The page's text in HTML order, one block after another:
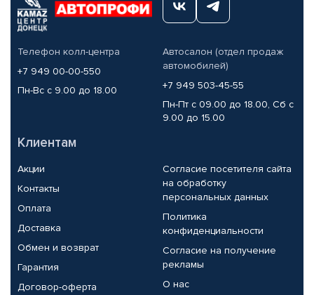
Телефон колл-центра
+7 949 00-00-550
Пн-Вс с 9.00 до 18.00
Автосалон (отдел продаж
автомобилей)
+7 949 503-45-55
Пн-Пт с 09.00 до 18.00, Сб с
9.00 до 15.00
Клиентам
Акции
Контакты
Оплата
Доставка
Обмен и возврат
Гарантия
Договор-оферта
Согласие посетителя сайта
на обработку
персональных данных
Политика
конфиденциальности
Согласие на получение
рекламы
О нас